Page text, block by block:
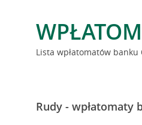
Lista wpłatomatów
Rudy - wpłatomaty